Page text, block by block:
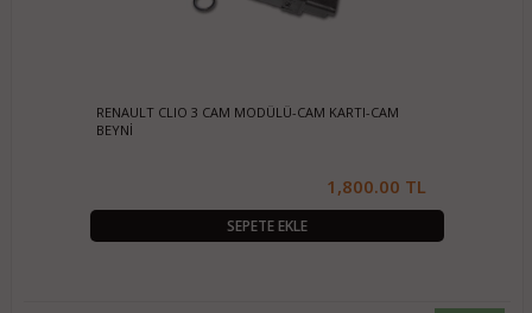
RENAULT CLIO 3 CAM MODÜLÜ-CAM KARTI-CAM
BEYNİ
1,800.00 TL
SEPETE EKLE